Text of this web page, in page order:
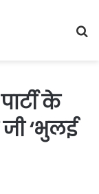
के
जी ‘भुलई